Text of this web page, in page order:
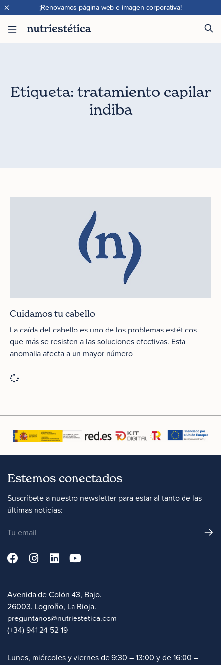
¡Renovamos página web e imagen corporativa!
×
Etiqueta: tratamiento capilar
indiba
Cuidamos tu cabello
La caída del cabello es uno de los problemas estéticos
que más se resisten a las soluciones efectivas. Esta
anomalía afecta a un mayor número
Estemos conectados
Suscríbete a nuestro newsletter para estar al tanto de las
últimas noticias:
Avenida de Colón 43, Bajo.
26003. Logroño, La Rioja.
preguntanos@nutriestetica.com
(+34) 941 24 52 19
Lunes, miércoles y viernes de 9:30 – 13:00 y de 16:00 –